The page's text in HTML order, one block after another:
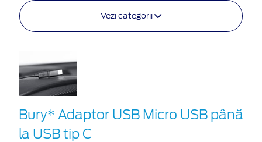
Vezi categorii
Bury* Adaptor USB Micro USB până
la USB tip C